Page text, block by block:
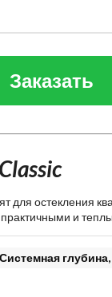
Заказать
для остекления
и
Системная